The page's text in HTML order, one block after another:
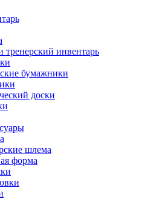
тренерский инвентарь
бумажники
доски
шлема
форма